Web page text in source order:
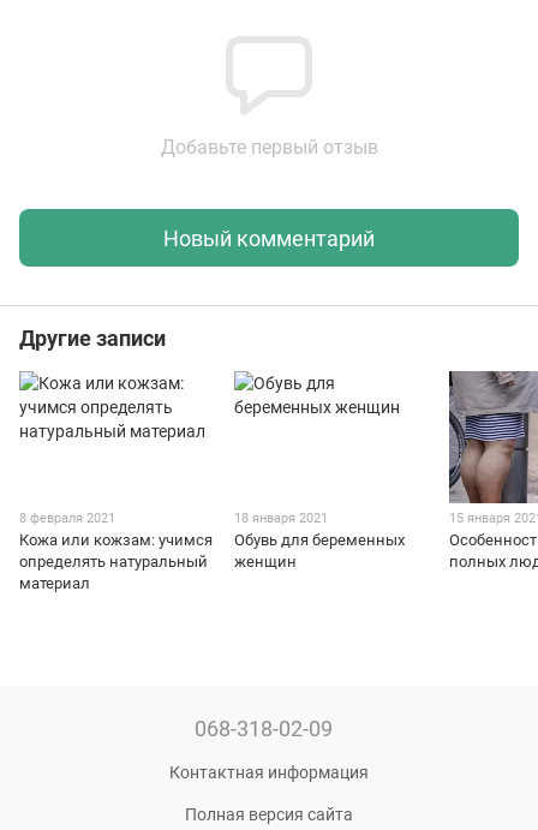
Добавьте первый отзыв
Новый комментарий
Другие записи
8 февраля 2021
Кожа или кожзам: учимся
определять натуральный
материал
18 января 2021
Обувь для беременных
женщин
15 января
полных
068-318-02-09
Контактная информация
Полная версия сайта